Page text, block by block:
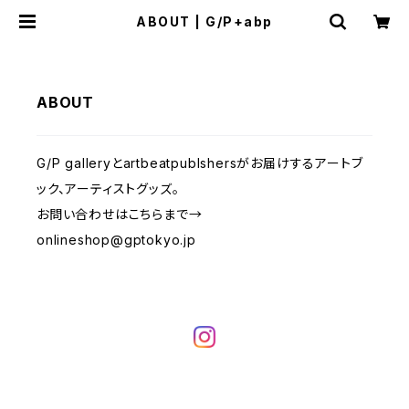
ABOUT | G/P+abp
ABOUT
G/P galleryとartbeatpublshersがお届けするアートブ
ック、アーティストグッズ。
お問い合わせはこちらまで→
onlineshop@gptokyo.jp